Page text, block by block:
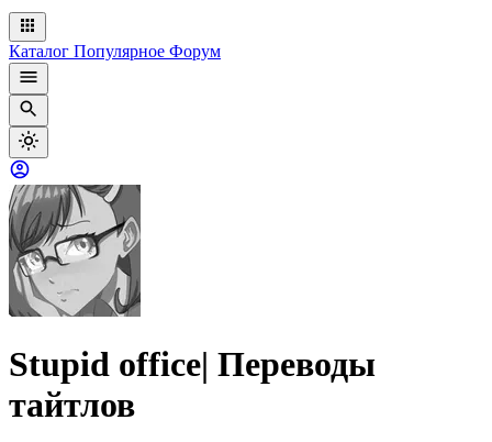
Каталог Популярное Форум
Stupid office| Переводы
тайтлов